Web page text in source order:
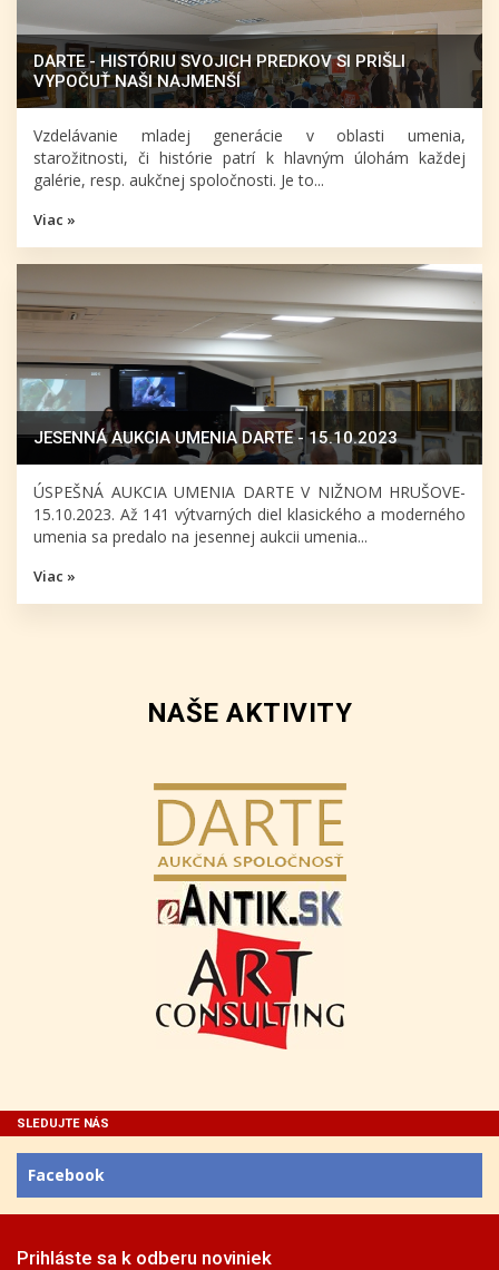
DARTE - HISTÓRIU SVOJICH PREDKOV SI PRIŠLI
VYPOČUŤ NAŠI NAJMENŠÍ
Vzdelávanie mladej generácie v oblasti umenia,
starožitnosti, či histórie patrí k hlavným úlohám každej
galérie, resp. aukčnej spoločnosti. Je to...
Viac »
JESENNÁ AUKCIA UMENIA DARTE - 15.10.2023
ÚSPEŠNÁ AUKCIA UMENIA DARTE V NIŽNOM HRUŠOVE-
15.10.2023. Až 141 výtvarných diel klasického a moderného
umenia sa predalo na jesennej aukcii umenia...
Viac »
NAŠE AKTIVITY
SLEDUJTE NÁS
Facebook
Prihláste sa k odberu noviniek